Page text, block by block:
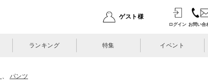
ゲスト様
ログイン お問い合
ランキング 特集 イベント
、 パンツ